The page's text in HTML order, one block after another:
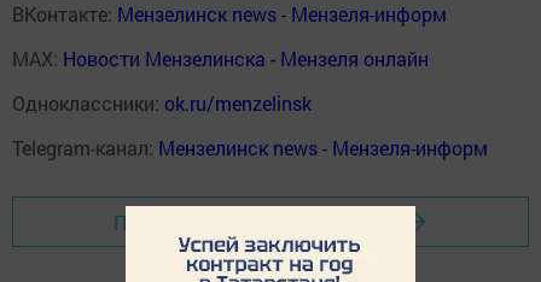
ВКонтакте: Мензелинск news - Мензеля-информ
MAX: Новости Мензелинска - Мензеля онлайн
Одноклассники: ok.ru/menzelinsk
Telegram-канал: Мензелинск news - Мензеля-информ
Перейти на страницу новости